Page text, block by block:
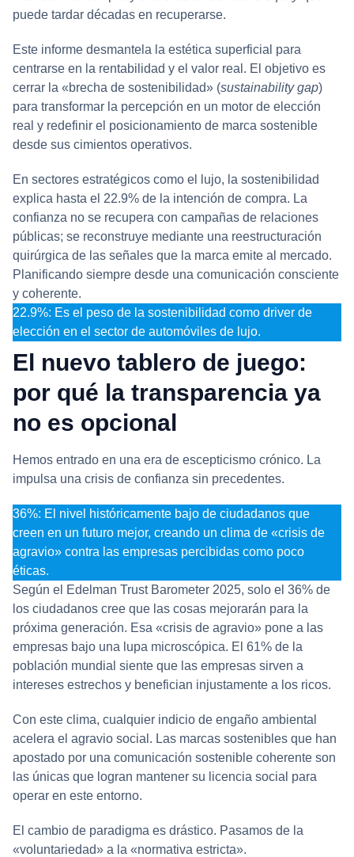
puede tardar décadas en recuperarse.
Este informe desmantela la estética superficial para
centrarse en la rentabilidad y el valor real. El objetivo es
cerrar la «brecha de sostenibilidad» (sustainability gap)
para transformar la percepción en un motor de elección
real y redefinir el posicionamiento de marca sostenible
desde sus cimientos operativos.
En sectores estratégicos como el lujo, la sostenibilidad
explica hasta el 22.9% de la intención de compra. La
confianza no se recupera con campañas de relaciones
públicas; se reconstruye mediante una reestructuración
quirúrgica de las señales que la marca emite al mercado.
Planificando siempre desde una comunicación consciente
y coherente.
22.9%: Es el peso de la sostenibilidad como driver de
elección en el sector de automóviles de lujo.
El nuevo tablero de juego:
por qué la transparencia ya
no es opcional
Hemos entrado en una era de escepticismo crónico. La
impulsa una crisis de confianza sin precedentes.
36%: El nivel históricamente bajo de ciudadanos que
creen en un futuro mejor, creando un clima de «crisis de
agravio» contra las empresas percibidas como poco
éticas.
Según el Edelman Trust Barometer 2025, solo el 36% de
los ciudadanos cree que las cosas mejorarán para la
próxima generación. Esa «crisis de agravio» pone a las
empresas bajo una lupa microscópica. El 61% de la
población mundial siente que las empresas sirven a
intereses estrechos y benefician injustamente a los ricos.
Con este clima, cualquier indicio de engaño ambiental
acelera el agravio social. Las marcas sostenibles que han
apostado por una comunicación sostenible coherente son
las únicas que logran mantener su licencia social para
operar en este entorno.
El cambio de paradigma es drástico. Pasamos de la
«voluntariedad» a la «normativa estricta».